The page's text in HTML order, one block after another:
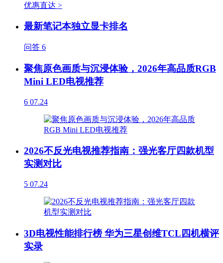
优惠直达 >
最新笔记本独立显卡排名
问答 6
聚焦原色画质与沉浸体验，2026年高品质RGB
Mini LED电视推荐
6 07.24
2026不反光电视推荐指南：强光客厅四款机型
实测对比
5 07.24
3D电视性能排行榜 华为三星创维TCL四机横评
实录